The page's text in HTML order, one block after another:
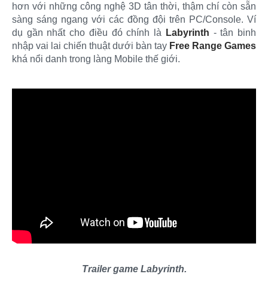
hơn với những công nghệ 3D tân thời, thậm chí còn sẵn
sàng sáng ngang với các đồng đội trên PC/Console. Ví
dụ gần nhất cho điều đó chính là
Labyrinth - tân binh
nhập vai lai chiến thuật dưới bàn tay Free Range Games
khá nổi danh trong làng Mobile thế giới.
Trailer game Labyrinth.